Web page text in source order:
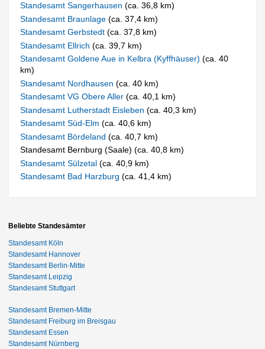
Standesamt Sangerhausen(ca. 36,8 km)
Standesamt Braunlage(ca. 37,4 km)
Standesamt Gerbstedt(ca. 37,8 km)
Standesamt Ellrich(ca. 39,7 km)
Standesamt Goldene Aue in Kelbra (Kyffhäuser)(ca. 40
km)
Standesamt Nordhausen(ca. 40 km)
Standesamt VG Obere Aller(ca. 40,1 km)
Standesamt Lutherstadt Eisleben(ca. 40,3 km)
Standesamt Süd-Elm(ca. 40,6 km)
Standesamt Bördeland(ca. 40,7 km)
Standesamt Bernburg (Saale) (ca. 40,8 km)
Standesamt Sülzetal(ca. 40,9 km)
Standesamt Bad Harzburg(ca. 41,4 km)
Beliebte Standesämter
Standesamt Köln
Standesamt Hannover
Standesamt Berlin-Mitte
Standesamt Leipzig
Standesamt Stuttgart
Standesamt Bremen-Mitte
Standesamt Freiburg im Breisgau
Standesamt Essen
Standesamt Nürnberg